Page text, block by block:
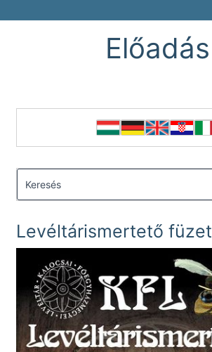
Előadás
Levéltárismertető füzet